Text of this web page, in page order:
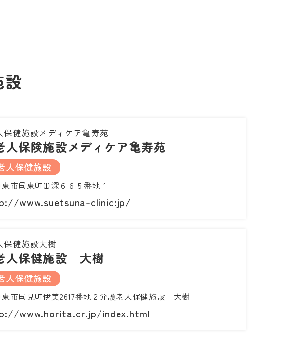
保健施設メディケア亀寿苑
人保険施設メディケア亀寿苑
人保健施設
市国東町田深６６５番地１
www.suetsuna-clinic:jp/
保健施設大樹
人保健施設 大樹
人保健施設
東市国見町伊美2617番地２介護老人保健施設 大樹
www.horita.or.jp/index.html